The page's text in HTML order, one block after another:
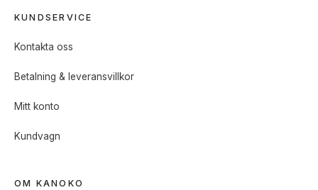
KUNDSERVICE
Kontakta oss
Betalning & leveransvillkor
Mitt konto
Kundvagn
OM KANOKO